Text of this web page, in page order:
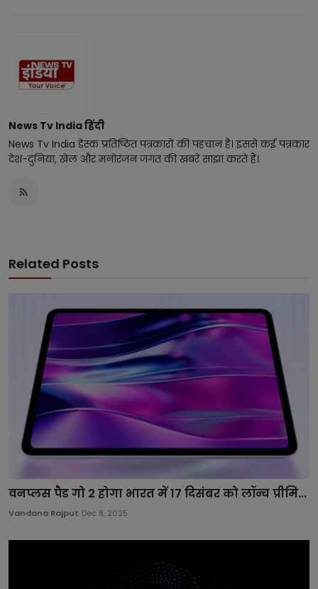
News Tv India हिंदी
News Tv India डेस्क प्रतिष्ठित पत्रकारों की पहचान है। इससे कई पत्रकार
देश-दुनिया, खेल और मनोरंजन जगत की खबरें साझा करते हैं।
Related Posts
वनप्लस पैड गो 2 होगा भारत में 17 दिसंबर को लॉन्च प्रीमि...
Vandana Rajput Dec 8, 2025